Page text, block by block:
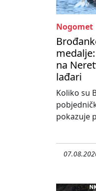
Nogomet
na
lađari
Koliko su
pokazuje